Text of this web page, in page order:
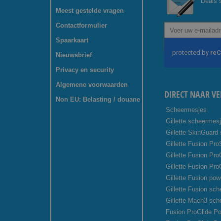
Meest gestelde vragen
Contactformulier
Spaarkaart
Nieuwsbrief
Privacy en security
Algemene voorwaarden
Non EU: Belasting / douane
Abonneer
onze
DIRECT NAAR
Scheermesjes
Gillette
Gillette SkinGuard
Gillette Fusion
Gillette Fusion
Gillette Fusion
Gillette Fusion
Gillette Fusion
Gillette Mach3
Fusion ProGlide